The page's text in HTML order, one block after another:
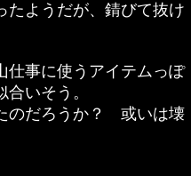
たようだが、錆びて抜け
仕事に使うアイテムっぽ
いそう。
のだろうか？ 或いは壊